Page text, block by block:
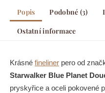
Popis Podobné (3)
Ostatní informace
Krásné fineliner pero od
Starwalker Blue Planet
pryskyřice a oceli pokovené